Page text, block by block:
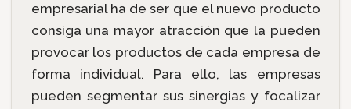
empresarial ha de ser que el nuevo producto
consiga una mayor atracción que la pueden
provocar los productos de cada empresa de
forma individual. Para ello, las empresas
pueden segmentar sus sinergias y focalizar